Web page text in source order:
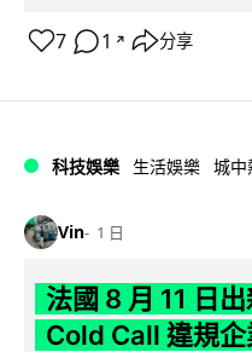
7 1 ↗ 分享
科技娛樂 生活娛樂 城中
Vin 1 日
法國 8 月 11 日
Cold Call 違規